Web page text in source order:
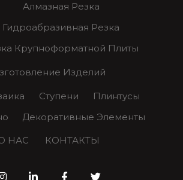
Алмазная Резка
Гидроабразивная Резка
Крупноформатной Плиты
Изделий
Ступени
Плинтусы
Декоративные Элементы
НАС КОНТАКТЫ